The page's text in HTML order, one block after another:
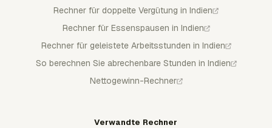
Rechner für doppelte Vergütung in Indien
Rechner für Essenspausen in Indien
Rechner für geleistete Arbeitsstunden in Indien
So berechnen Sie abrechenbare Stunden in Indien
Nettogewinn-Rechner
Verwandte Rechner